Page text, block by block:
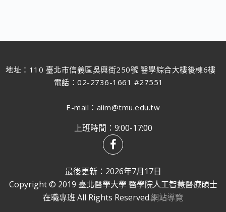
地址：110 臺北市信義區吳興街250號 醫學綜合大樓後棟6樓
電話：02-2736-1661 #27551
E-mail：aiim@tmu.edu.tw
上班時間：9:00-17:00
最後更新：2026年7月17日
Copyright © 2019 臺北醫學大學 醫學院人工智慧醫療碩士
在職專班 All Rights Reserved.網站導覽